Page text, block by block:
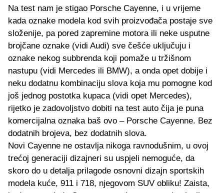
Na test nam je stigao Porsche Cayenne, i u vrijeme
kada oznake modela kod svih proizvođača postaje sve
složenije, pa pored zapremine motora ili neke usputne
brojčane oznake (vidi Audi) sve češće uključuju i
oznake nekog subbrenda koji pomaže u tržišnom
nastupu (vidi Mercedes ili BMW), a onda opet dobije i
neku dodatnu kombinaciju slova koja mu pomogne kod
još jednog postotka kupaca (vidi opet Mercedes),
rijetko je zadovoljstvo dobiti na test auto čija je puna
komercijalna oznaka baš ovo – Porsche Cayenne. Bez
dodatnih brojeva, bez dodatnih slova.
Novi Cayenne ne ostavlja nikoga ravnodušnim, u ovoj
trećoj generaciji dizajneri su uspjeli nemoguće, da
skoro do u detalja prilagode osnovni dizajn sportskih
modela kuće, 911 i 718, njegovom SUV obliku! Zaista,